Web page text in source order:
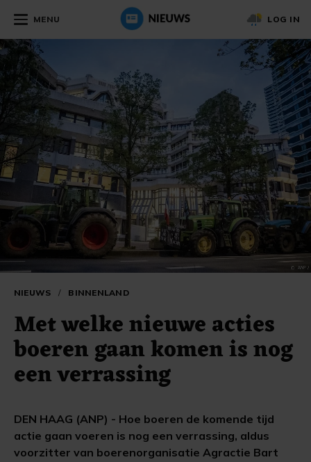
MENU LOG IN
NIEUWS / BINNENLAND
Met welke nieuwe acties
boeren gaan komen is nog
een verrassing
DEN HAAG (ANP) - Hoe boeren de komende tijd
actie gaan voeren is nog een verrassing, aldus
voorzitter van boerenorganisatie Agractie Bart